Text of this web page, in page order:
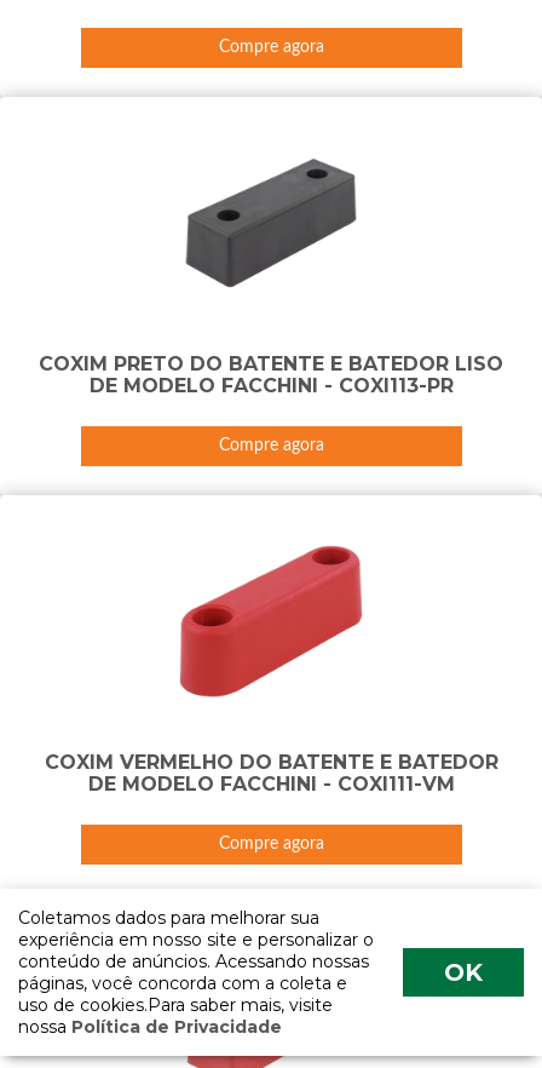
Compre agora
COXIM PRETO DO BATENTE E BATEDOR LISO
DE MODELO FACCHINI - COXI113-PR
Compre agora
COXIM VERMELHO DO BATENTE E BATEDOR
DE MODELO FACCHINI - COXI111-VM
Compre agora
Coletamos dados para melhorar sua
experiência em nosso site e personalizar o
conteúdo de anúncios. Acessando nossas
páginas, você concorda com a coleta e
uso de cookies.Para saber mais, visite
nossa Política de Privacidade
OK